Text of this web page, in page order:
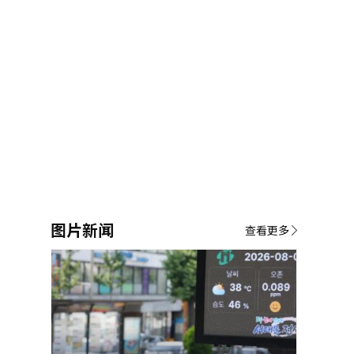
图片新闻 查看更多